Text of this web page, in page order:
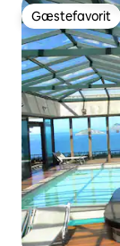
Gæstefavorit
Gæstefavorit